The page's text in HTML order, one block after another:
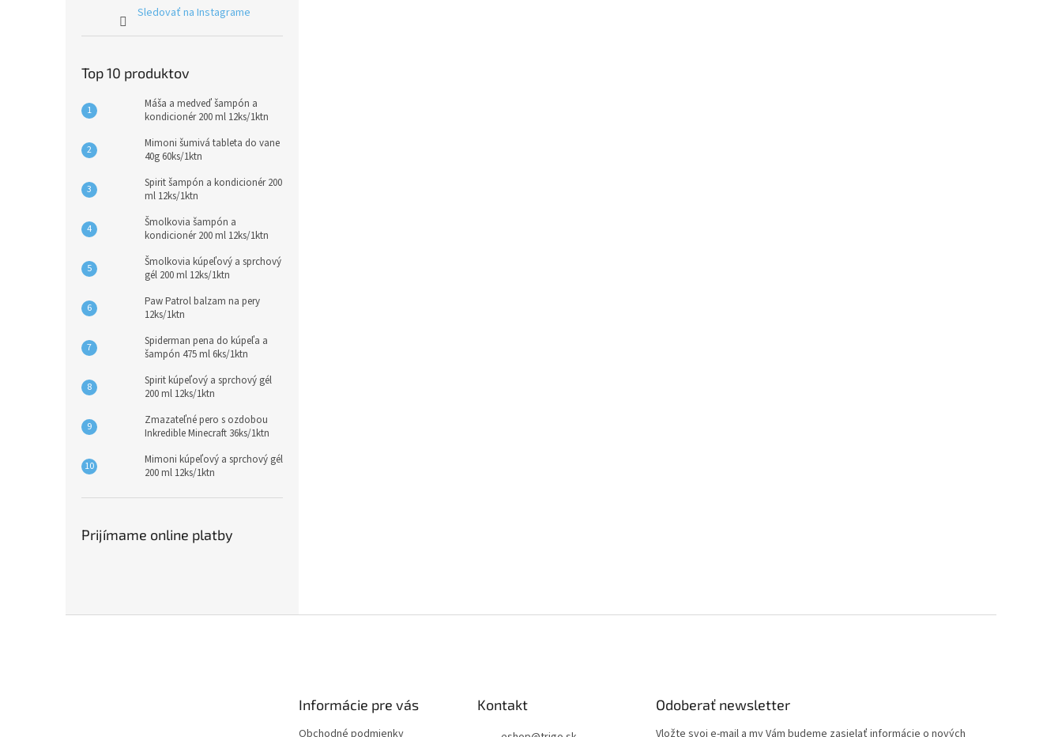
Sledovať na Instagrame
Top 10 produktov
Máša a medveď šampón a
kondicionér 200 ml 12ks/1ktn
Mimoni šumivá tableta do vane
40g 60ks/1ktn
Spirit šampón a kondicionér 200
ml 12ks/1ktn
Šmolkovia šampón a
kondicionér 200 ml 12ks/1ktn
Šmolkovia kúpeľový a sprchový
gél 200 ml 12ks/1ktn
Paw Patrol balzam na pery
12ks/1ktn
Spiderman pena do kúpeľa a
šampón 475 ml 6ks/1ktn
Spirit kúpeľový a sprchový gél
200 ml 12ks/1ktn
Zmazateľné pero s ozdobou
Inkredible Minecraft 36ks/1ktn
Mimoni kúpeľový a sprchový gél
200 ml 12ks/1ktn
Prijímame online platby
Informácie pre vás
Obchodné podmienky
Kontakt Odoberať newsletter
Vložte svoj e-mail a my Vám budeme zasielať informácie o nových